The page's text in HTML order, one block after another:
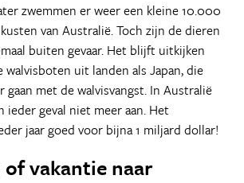
zwemmen er weer een kleine 10.000
van Australië. Toch zijn de dieren
buiten gevaar. Het blijft uitkijken
uit landen als Japan, die
met de walvisvangst. In Australië
ieder geval niet meer aan. Het
jaar goed voor bijna 1 miljard dollar!
vakantie naar